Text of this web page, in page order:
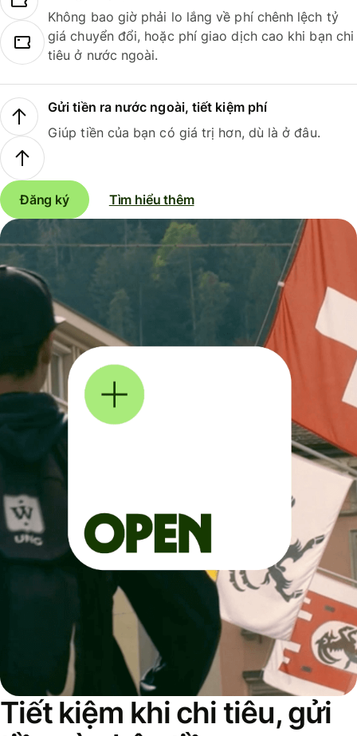
Không bao giờ phải lo lắng về phí chênh lệch tỷ
giá chuyển đổi, hoặc phí giao dịch cao khi bạn chi
tiêu ở nước ngoài.
Gửi tiền ra nước ngoài, tiết kiệm phí
Giúp tiền của bạn có giá trị hơn, dù là ở đâu.
Đăng ký Tìm hiểu thêm
Tiết kiệm khi chi tiêu, gửi